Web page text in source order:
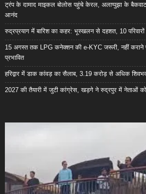
ट्रंप के दामाद माइकल बोलोस पहुंचे केरल, अलाप्पुझा के
आनंद
रुद्रप्रयाग में बारिश का कहर: भूस्खलन से दहशत, 10
15 अगस्त तक LPG कनेक्शन की e-KYC जरूरी, नहीं कराने
प्रभावित
हरिद्वार में डाक कांवड़ का सैलाब, 3.19 करोड़ से अधिक
2027 की तैयारी में जुटी कांग्रेस, खड़गे ने रुद्रपुर में नेताओं